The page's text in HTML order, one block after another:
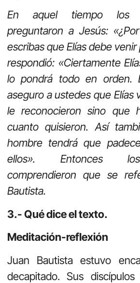
En aquel tiempo los
preguntaron a Jesús:
escribas que Elías debe venir
respondió: «Ciertamente
lo pondrá todo en orden.
aseguro a ustedes que Elías
le reconocieron sino que
cuanto quisieron. Así
hombre tendrá que
ellos». Entonces
comprendieron que se
Bautista.
3.- Qué dice el texto.
Meditación-reflexión
Juan Bautista estuvo
decapitado. Sus